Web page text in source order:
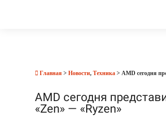
Главная > Новости, Техника > AMD сегодня
AMD сегодня
«Zen» — «Ryzen»